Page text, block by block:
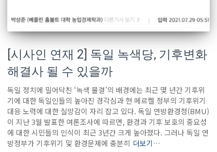
[시사인 연재 2] 독일 녹색당, 기후변화
해결사 될 수 있을까
독일 정치에 밀어닥친 ‘녹색 물결’의 배경에는 최근 몇 년간 기후위
기에 대한 독일인들의 높아진 경각심과 현 메르켈 정부의 기후위기
대응 노력에 대한 실망감이 자리 잡고 있다. 독일 연방환경청(BMU)
이 지난 3월 발표한 여론조사에 따르면, 환경과 기후 보호의 중요성
에 대한 시민들의 인식이 최근 3년간 크게 높아졌다. 그러나 독일 연
방정부가 기후위기 및 환경문제에 충분히 더보기…